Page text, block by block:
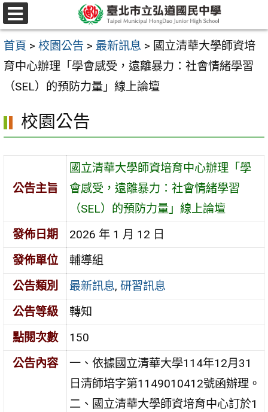
跳
至
主
要
區
選
單
首頁 > 校園公告 > 最新訊息 > 國立清華大學師資培
育中心辦理「學會感受，遠離暴力：社會情緒學習
（SEL）的預防力量」線上論壇
校園公告
公告主旨
國立清華大學師資培育中心辦理「學
會感受，遠離暴力：社會情緒學習
（SEL）的預防力量」線上論壇
發佈日期
2026 年 1 月 12 日
發佈單位
輔導組
公告類別
最新訊息,研習訊息
公告等級
轉知
點閱次數
150
公告內容
一、依據國立清華大學114年12月31
日清師培字第1149010412號函辦理。
二、國立清華大學師資培育中心訂於1